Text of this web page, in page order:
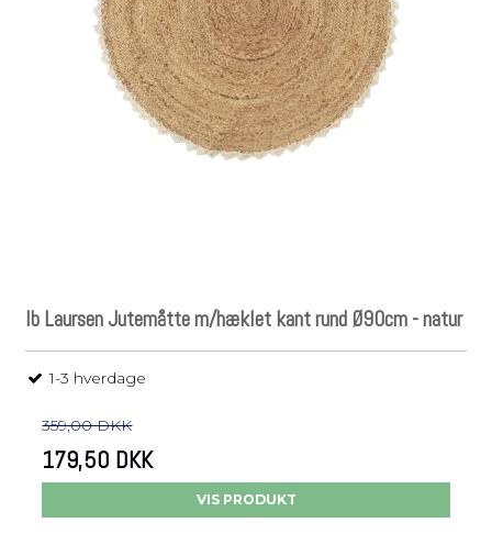
Ib Laursen Jutemåtte m/hæklet kant rund Ø90cm - natur
1-3 hverdage
359,00 DKK
179,50 DKK
VIS PRODUKT